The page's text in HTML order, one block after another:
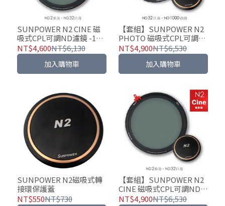
SUNPOWER N2 CINE 磁
吸式CPL可調ND濾鏡 -1格
至-5格
NT$4,600NT$6,130
加入購物車
【套組】SUNPOWER N2
PHOTO 磁吸式CPL可調
ND濾鏡馭光套組
NT$4,900NT$6,530
加入購物車
SUNPOWER N2磁吸式轉
接環保護蓋
NT$550NT$730
【套組】SUNPOWER N2
CINE 磁吸式CPL可調ND濾
鏡捉影套組
NT$4,900NT$6,530